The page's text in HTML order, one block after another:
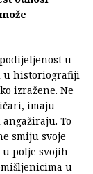
u
u historiografiji
izražene. Ne
imaju
To
smiju svoje
u polje svojih
u